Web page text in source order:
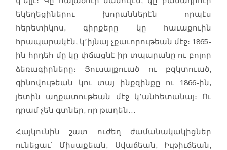
եկեղեցիներու խորաններէն որպէս
հերետիկոս, գիրքերը կը հաւաքուին
հրապարակէն, կ՚իյնայ չքաւորութեան մէջ։ 1865-
ին հրդեհ մը կը փճացնէ իր տպարանը ու բոլոր
ձեռագիրները։ Յուսալքուած ու բզկտուած,
գինովութեան կու տայ ինքզինքը ու 1866-ին,
յետին աղքատութեան մէջ կ՚անհետանայ։ Ու
դրամ չեն գտներ, որ թաղեն…
Հայկունին շատ ուժեղ ժամանակակիցներ
ունեցաւ՝ Միսաքեան, Սվաճեան, Իւթիւճեան,